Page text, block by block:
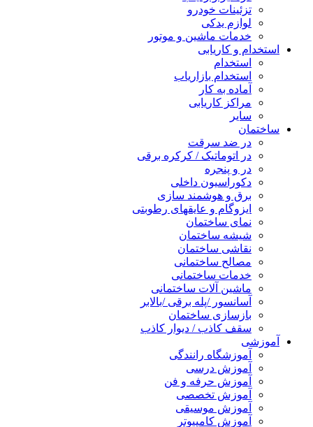
تزئینات خودرو
لوازم یدکی
خدمات ماشین و موتور
استخدام و کاریابی
استخدام
استخدام بازاریاب
آماده به کار
مراکز کاریابی
سایر
ساختمان
در ضد سرقت
در اتوماتیک / کرکره برقی
در و پنجره
دکوراسیون داخلی
برق و هوشمند سازی
ایزوگام و عایقهای رطوبتی
نمای ساختمان
شیشه ساختمان
نقاشی ساختمان
مصالح ساختمانی
خدمات ساختمانی
ماشین آلات ساختمانی
آسانسور /پله برقی /بالابر
بازسازی ساختمان
سقف کاذب / دیوار کاذب
آموزشی
آموزشگاه رانندگی
آموزش درسی
آموزش حرفه و فن
آموزش تخصصی
آموزش موسیقی
آموزش کامپیوتر